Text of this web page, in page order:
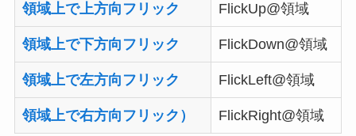
領域上で上方向フリック FlickUp@領域
領域上で下方向フリック FlickDown@領域
領域上で左方向フリック FlickLeft@領域
領域上で右方向フリック） FlickRight@領域